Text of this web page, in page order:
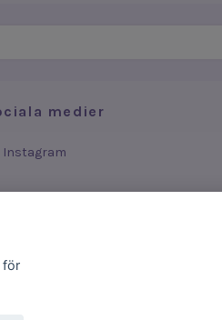
medier
Instagram
för